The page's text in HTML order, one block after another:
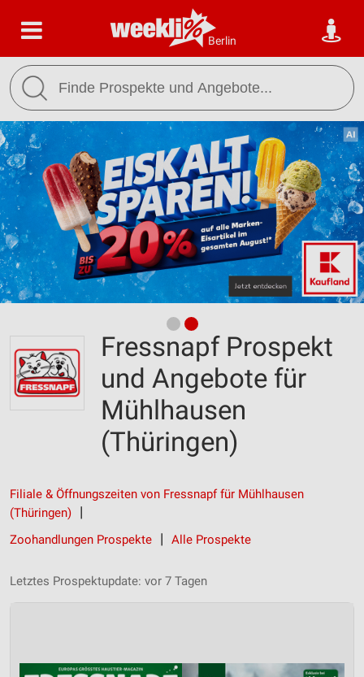
Berlin
Fressnapf Prospekt
und Angebote für
Mühlhausen
(Thüringen)
Filiale & Öffnungszeiten von Fressnapf für Mühlhausen
(Thüringen)
Zoohandlungen Prospekte
Alle Prospekte
Letztes Prospektupdate: vor 7 Tagen